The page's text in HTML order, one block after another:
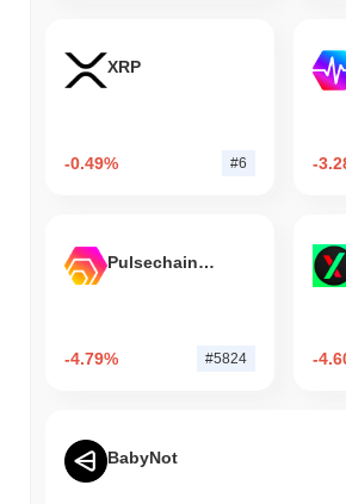
XRP
-0.49% #6 -
Pulsechain Bridged HEX (Pulsechain)
-4.79% #5824 -
BabyNot